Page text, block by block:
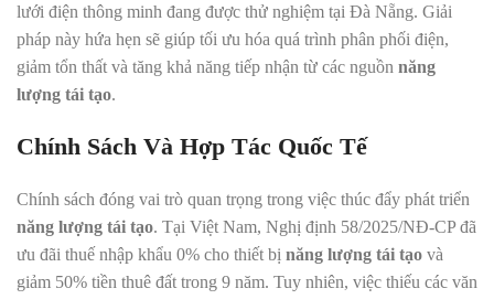
lưới điện thông minh đang được thử nghiệm tại Đà Nẵng. Giải
pháp này hứa hẹn sẽ giúp tối ưu hóa quá trình phân phối điện,
giảm tổn thất và tăng khả năng tiếp nhận từ các nguồn năng
lượng tái tạo.
Chính Sách Và Hợp Tác Quốc Tế
Chính sách đóng vai trò quan trọng trong việc thúc đẩy phát triển
năng lượng tái tạo. Tại Việt Nam, Nghị định 58/2025/NĐ-CP đã
ưu đãi thuế nhập khẩu 0% cho thiết bị năng lượng tái tạo và
giảm 50% tiền thuê đất trong 9 năm. Tuy nhiên, việc thiếu các văn